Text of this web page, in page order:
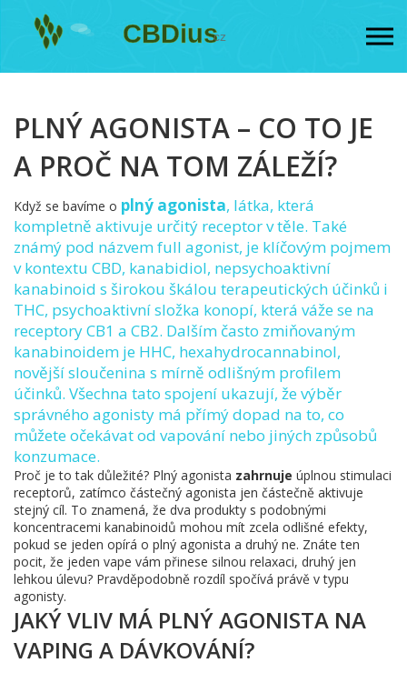
PLNÝ AGONISTA – CO TO JE
A PROČ NA TOM ZÁLEŽÍ?
Když se bavíme o plný agonista, látka, která
kompletně aktivuje určitý receptor v těle. Také
známý pod názvemfull agonist, je klíčovým pojmem
v kontextu CBD, kanabidiol, nepsychoaktivní
kanabinoid s širokou škálou terapeutických účinků i
THC, psychoaktivní složka konopí, která váže se na
receptory CB1 a CB2. Dalším často zmiňovaným
kanabinoidem je HHC, hexahydrocannabinol,
novější sloučenina s mírně odlišným profilem
účinků. Všechna tato spojení ukazují, že výběr
správného agonisty má přímý dopad na to, co
můžete očekávat od vapování nebo jiných způsobů
konzumace.
Proč je to tak důležité? Plný agonista zahrnuje úplnou stimulaci
receptorů, zatímco částečný agonista jen částečně aktivuje
stejný cíl. To znamená, že dva produkty s podobnými
koncentracemi kanabinoidů mohou mít zcela odlišné efekty,
pokud se jeden opírá o plný agonista a druhý ne. Znáte ten
pocit, že jeden vape vám přinese silnou relaxaci, druhý jen
lehkou úlevu? Pravděpodobně rozdíl spočívá právě v typu
agonisty.
JAKÝ VLIV MÁ PLNÝ AGONISTA NA
VAPING A DÁVKOVÁNÍ?